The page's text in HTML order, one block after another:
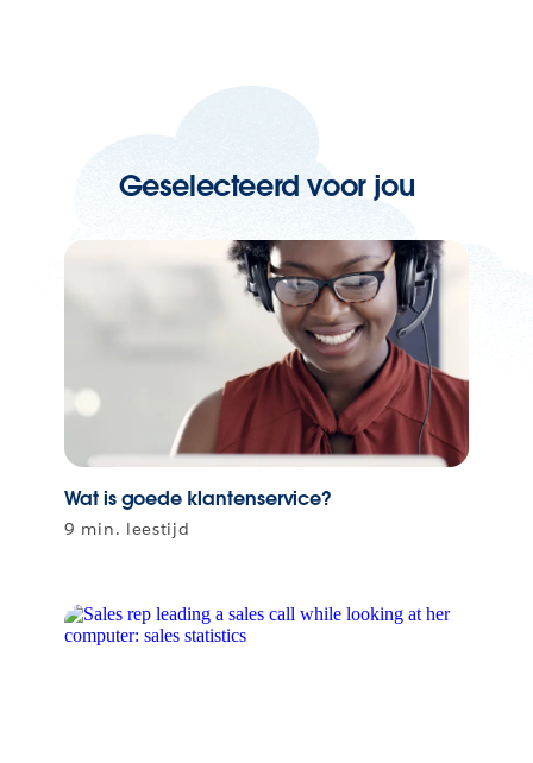
Geselecteerd voor jou
Wat is goede klantenservice?
9 min. leestijd